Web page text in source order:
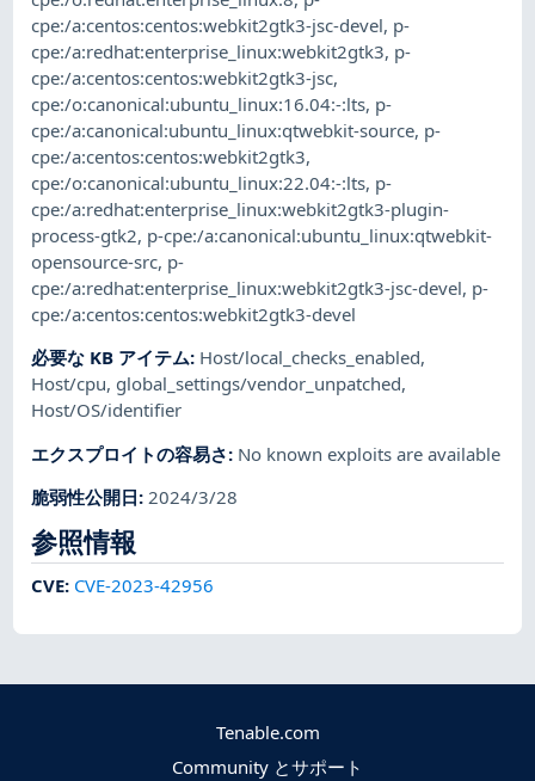
cpe:/a:centos:centos:webkit2gtk3-jsc-devel, p-
cpe:/a:redhat:enterprise_linux:webkit2gtk3, p-
cpe:/a:centos:centos:webkit2gtk3-jsc,
cpe:/o:canonical:ubuntu_linux:16.04:-:lts, p-
cpe:/a:canonical:ubuntu_linux:qtwebkit-source, p-
cpe:/a:centos:centos:webkit2gtk3,
cpe:/o:canonical:ubuntu_linux:22.04:-:lts, p-
cpe:/a:redhat:enterprise_linux:webkit2gtk3-plugin-
process-gtk2, p-cpe:/a:canonical:ubuntu_linux:qtwebkit-
opensource-src, p-
cpe:/a:redhat:enterprise_linux:webkit2gtk3-jsc-devel, p-
cpe:/a:centos:centos:webkit2gtk3-devel
必要な KB アイテム: Host/local_checks_enabled,
Host/cpu, global_settings/vendor_unpatched,
Host/OS/identifier
エクスプロイトの容易さ: No known exploits are available
脆弱性公開日:2024/3/28
参照情報
CVE: CVE-2023-42956
Tenable.com
Community とサポート